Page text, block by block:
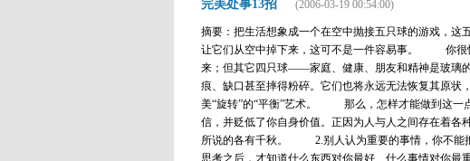
完美处事13招 (2006-03-19 00:54:00)
摘要：把生活想象成一个在空中抛接五只球的游戏，这
让它们从空中掉下来，这可不是一件容易事。 你很
来；但其它四只球——家庭、健康、朋友和精神是玻璃
痕、缺口甚至摔得粉碎。它们也将永远无法恢复其原状
美“旋转”的“平衡”艺术。 那么，怎样才能做到这
信，并贬低了你自身价值。正因为人与人之间存在着各
所说的各有千秋。 2.别人认为重要的事情，你不能
思考之后，才知道什么东西对你最好、什么事情对你